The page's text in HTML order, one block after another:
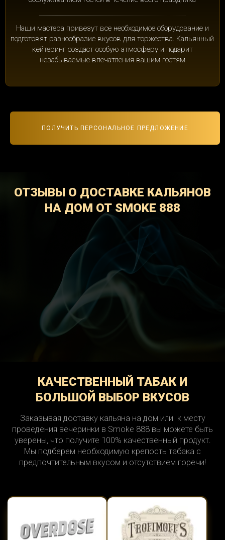
Наши мастера привезут все необходимое оборудование и
подготовят разнообразие вкусов для торжества. Кальянный
кейтеринг создаст особую атмосферу и подарит
незабываемые впечатления вашим гостям
ПОЛУЧИТЬ ПЕРСОНАЛЬНОЕ ПРЕДЛОЖЕНИЕ
ОТЗЫВЫ О ДОСТАВКЕ КАЛЬЯНОВ
НА ДОМ ОТ SMOKE 888
КАЧЕСТВЕННЫЙ ТАБАК И
БОЛЬШОЙ ВЫБОР ВКУСОВ
Заказывая доставку кальяна на дом или к месту
проведения вечеринки в Smoke 888 вы можете быть
уверены, что получите 100% качественный продукт.
Мы подберем необходимую крепость табака с
предпочтительным вкусом и отсутствием горечи!